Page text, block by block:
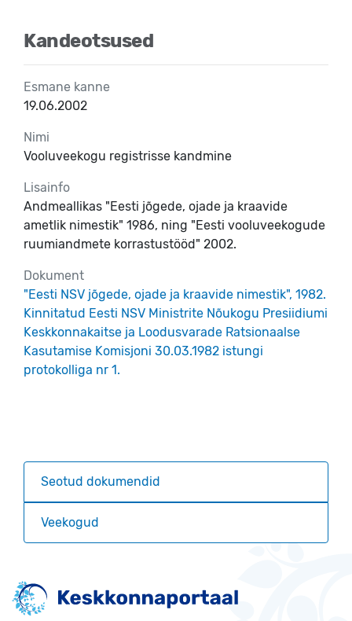
Kandeotsused
Esmane kanne
19.06.2002
Nimi
Vooluveekogu registrisse kandmine
Lisainfo
Andmeallikas "Eesti jõgede, ojade ja kraavide
ametlik nimestik" 1986, ning "Eesti vooluveekogude
ruumiandmete korrastustööd" 2002.
Dokument
"Eesti NSV jõgede, ojade ja kraavide nimestik", 1982.
Kinnitatud Eesti NSV Ministrite Nõukogu Presiidiumi
Keskkonnakaitse ja Loodusvarade Ratsionaalse
Kasutamise Komisjoni 30.03.1982 istungi
protokolliga nr 1.
Seotud dokumendid
Veekogud